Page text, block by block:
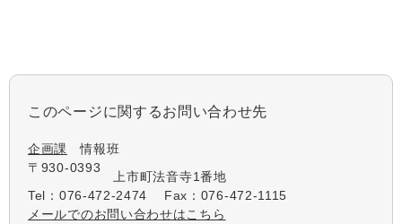
このページに関するお問い合わせ先
企画課
情報班
〒930-0393
上市町法音寺1番地
Tel：076-472-2474
Fax：076-472-1115
メールでのお問い合わせはこちら